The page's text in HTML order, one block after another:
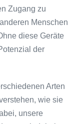
Zugang zu
Menschen
diese Geräte
der
Arten
wie sie
unsere